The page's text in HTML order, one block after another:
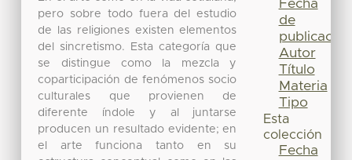
pero sobre todo fuera del estudio
de las religiones existen elementos
del sincretismo. Esta categoría que
se distingue como la mezcla y
coparticipación de fenómenos socio
culturales que provienen de
diferente índole y al juntarse
producen un resultado evidente; en
el arte funciona tanto en su
Fecha
de
publicación
Autor
Título
Materia
Tipo
Esta
colección
Fecha